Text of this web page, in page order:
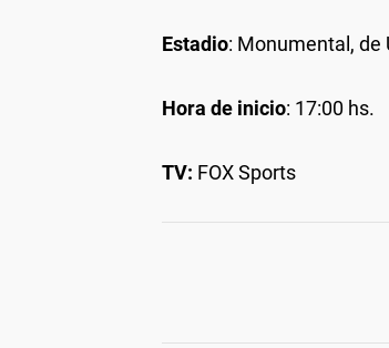
Estadio: Monumental, de
Hora de inicio: 17:00 hs.
TV: FOX Sports